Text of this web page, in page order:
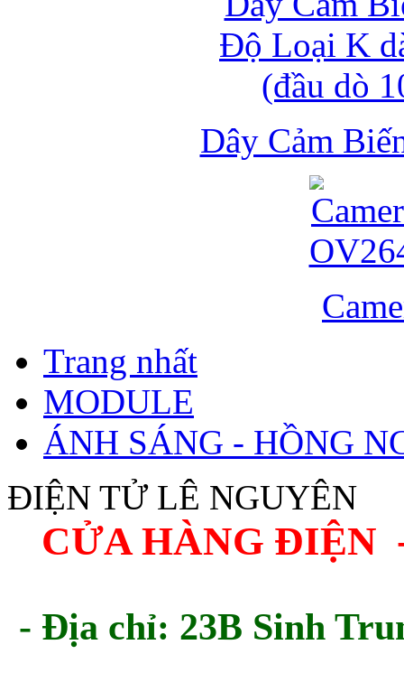
Dây Cảm
Trang nhất
MODULE
ÁNH SÁNG - HỒNG
ĐIỆN TỬ LÊ NGUYÊN
CỬA HÀNG ĐIỆN
- Địa chỉ: 23B Sinh